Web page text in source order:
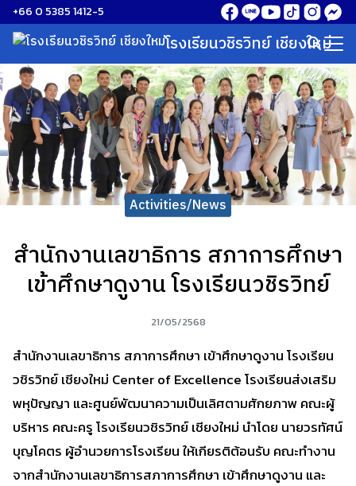
Skip
to
content
+66 0 5385 1412-5
โรงเรียนวชิรวิทย์ เชียงใหม่
Search
for:
Activities/News
สำนักงานเลขาธิการ สภาการศึกษา
เข้าศึกษาดูงาน โรงเรียนวชิรวิทย์
21/05/2568
สำนักงานเลขาธิการ สภาการศึกษา เข้าศึกษาดูงาน โรงเรียน
วชิรวิทย์ เชียงใหม่ Center of Excellence โรงเรียนส่งเสริม
พหุปัญญา และศูนย์พัฒนาความเป็นเลิศตามศักยภาพ คณะผู้
บริหาร คณะครู โรงเรียนวชิรวิทย์ เชียงใหม่ นำโดย นายวรทัศน์
บุญโคตร ผู้อำนวยการโรงเรียน ให้เกียรติต้อนรับ คณะทำงาน
จากสำนักงานเลขาธิการสภาการศึกษา เข้าศึกษาดูงาน และ